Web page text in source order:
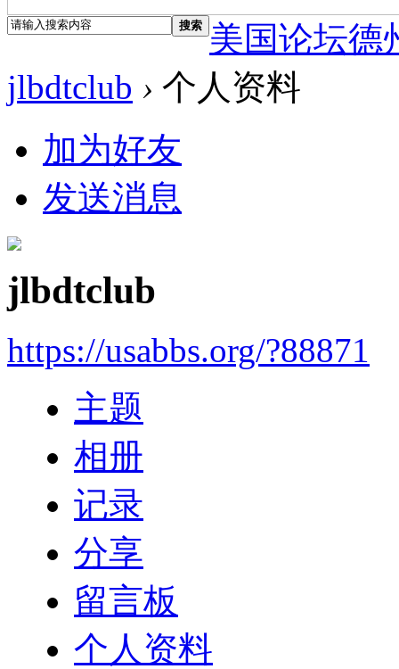
搜索
美国论坛德
jlbdtclub › 个人资料
加为好友
发送消息
jlbdtclub
https://usabbs.org/?88871
主题
相册
记录
分享
留言板
个人资料